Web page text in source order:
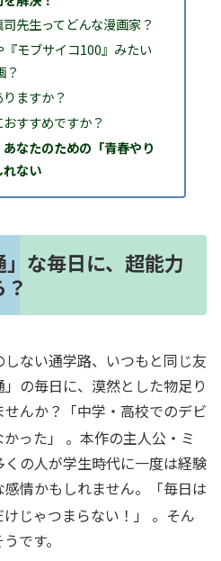
先生ってどんな漫画家？
モブサイコ100』みたい
？
ますか？
すすめですか？
なたのための「青春やり
ない
な毎日に、超能力
ない通学路、いつもと同じ友
の毎日に、漠然とした物足り
んか？「中学・高校でのデビ
った」 。本作の主人公・ミ
の人が学生時代に一度は経験
情かもしれません。「毎日は
じゃつまらない！」 。そん
です。